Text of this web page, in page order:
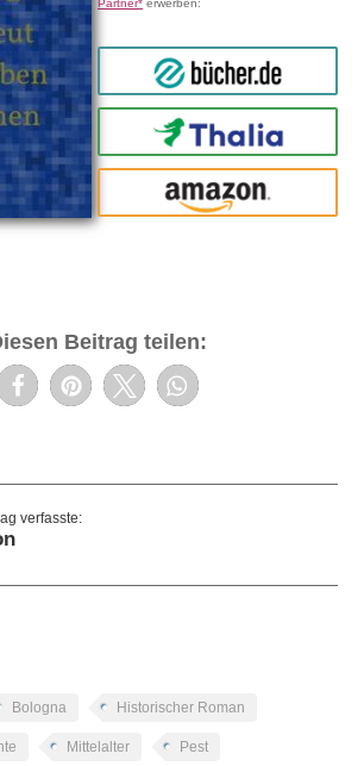
Partner* erwerben:
bücher.de
Thalia
amazon
Beitrag teilen:
Bologna Historischer Roman
Mittelalter Pest